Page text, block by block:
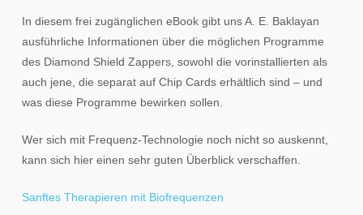
In diesem frei zugänglichen eBook gibt uns A. E. Baklayan
ausführliche Informationen über die möglichen Programme
des Diamond Shield Zappers, sowohl die vorinstallierten als
auch jene, die separat auf Chip Cards erhältlich sind – und
was diese Programme bewirken sollen.
Wer sich mit Frequenz-Technologie noch nicht so auskennt,
kann sich hier einen sehr guten Überblick verschaffen.
Sanftes Therapieren mit Biofrequenzen